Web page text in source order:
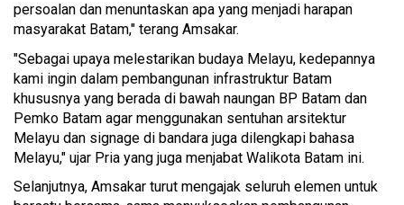
persoalan dan menuntaskan apa yang menjadi harapan
masyarakat Batam," terang Amsakar.
"Sebagai upaya melestarikan budaya Melayu, kedepannya
kami ingin dalam pembangunan infrastruktur Batam
khususnya yang berada di bawah naungan BP Batam dan
Pemko Batam agar menggunakan sentuhan arsitektur
Melayu dan signage di bandara juga dilengkapi bahasa
Melayu," ujar Pria yang juga menjabat Walikota Batam ini.
Selanjutnya, Amsakar turut mengajak seluruh elemen untuk